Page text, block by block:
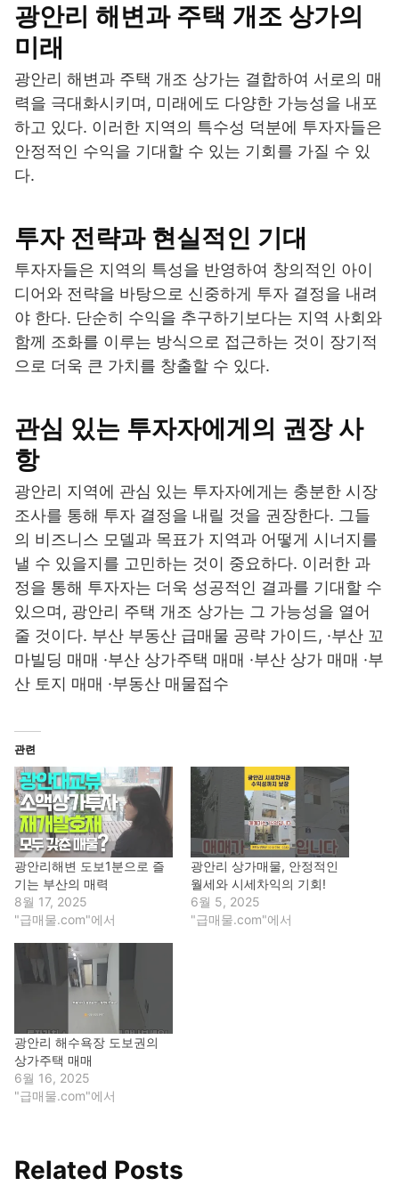
광안리 해변과 주택 개조 상가의
미래
광안리 해변과 주택 개조 상가는 결합하여 서로의 매
력을 극대화시키며, 미래에도 다양한 가능성을 내포
하고 있다. 이러한 지역의 특수성 덕분에 투자자들은
안정적인 수익을 기대할 수 있는 기회를 가질 수 있
다.
투자 전략과 현실적인 기대
투자자들은 지역의 특성을 반영하여 창의적인 아이
디어와 전략을 바탕으로 신중하게 투자 결정을 내려
야 한다. 단순히 수익을 추구하기보다는 지역 사회와
함께 조화를 이루는 방식으로 접근하는 것이 장기적
으로 더욱 큰 가치를 창출할 수 있다.
관심 있는 투자자에게의 권장 사
항
광안리 지역에 관심 있는 투자자에게는 충분한 시장
조사를 통해 투자 결정을 내릴 것을 권장한다. 그들
의 비즈니스 모델과 목표가 지역과 어떻게 시너지를
낼 수 있을지를 고민하는 것이 중요하다. 이러한 과
정을 통해 투자자는 더욱 성공적인 결과를 기대할 수
있으며, 광안리 주택 개조 상가는 그 가능성을 열어
줄 것이다. 부산 부동산 급매물 공략 가이드, ·부산 꼬
마빌딩 매매 ·부산 상가주택 매매 ·부산 상가 매매 ·부
산 토지 매매 ·부동산 매물접수
관련
광안리해변 도보1분으로 즐
기는 부산의 매력
8월 17, 2025
"급매물.com"에서
광안리 상가매물, 안정적인
월세와 시세차익의 기회!
6월 5, 2025
"급매물.com"에서
광안리 해수욕장 도보권의
상가주택 매매
6월 16, 2025
"급매물.com"에서
Related Posts